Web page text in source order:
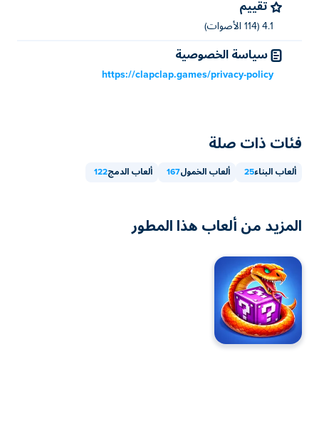
تقييم
4.1 (114 الأصوات)
سياسة الخصوصية
https://clapclap.games/privacy-policy
فئات ذات صلة
ألعاب البناء25 ألعاب الخمول167 ألعاب الدمج122
المزيد من ألعاب هذا المطور